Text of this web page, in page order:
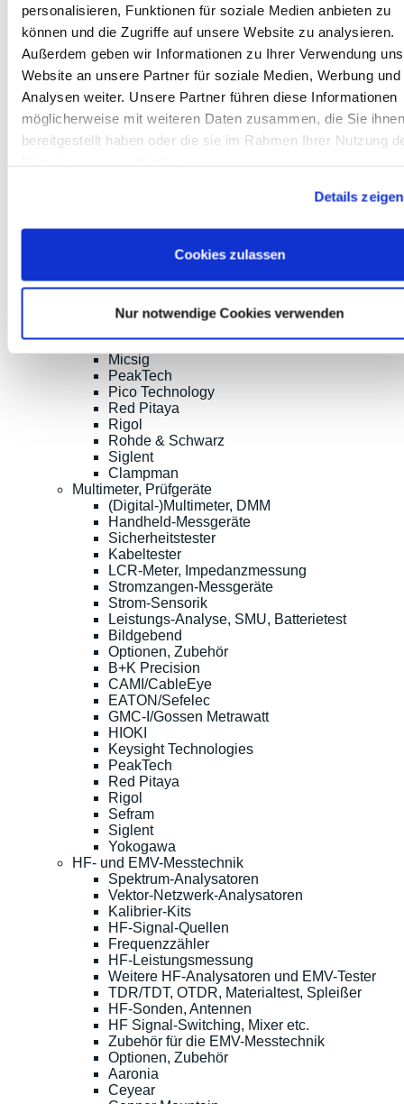
personalisieren, Funktionen für soziale Medien anbieten zu
können und die Zugriffe auf unsere Website zu analysieren.
Außerdem geben wir Informationen zu Ihrer Verwendung
Website an unsere Partner für soziale Medien, Werbung und
Analysen weiter. Unsere Partner führen diese Informationen
möglicherweise mit weiteren Daten zusammen, die Sie ihnen
bereitgestellt haben oder die sie im Rahmen Ihrer Nutzung
Details zeigen
Cookies zulassen
Nur notwendige Cookies verwenden
Email:
sales@meilhaus.de
* Alle Preise inkl. MwSt. |
Shopsoftware CosmoShop
Produkte
Oszilloskope, Logik-Analyse
Tisch-Oszilloskope mit Display
Oszilloskope bis 1GHz und mehr
Logik-Analyse, Mixed-Signal
Sampling-Oszilloskope
Oszilloskop-Tastköpfe
Cleverscope
Keysight Technologies
Micsig
PeakTech
Pico Technology
Red Pitaya
Rigol
Rohde & Schwarz
Siglent
Clampman
Multimeter, Prüfgeräte
(Digital-)Multimeter, DMM
Handheld-Messgeräte
Sicherheitstester
Kabeltester
LCR-Meter, Impedanzmessung
Stromzangen-Messgeräte
Strom-Sensorik
Leistungs-Analyse, SMU, Batterietest
Bildgebend
Optionen, Zubehör
B+K Precision
CAMI/CableEye
EATON/Sefelec
GMC-I/Gossen Metrawatt
HIOKI
Keysight Technologies
PeakTech
Red Pitaya
Rigol
Sefram
Siglent
Yokogawa
HF- und EMV-Messtechnik
Spektrum-Analysatoren
Vektor-Netzwerk-Analysatoren
Kalibrier-Kits
HF-Signal-Quellen
Frequenzzähler
HF-Leistungsmessung
Weitere HF-Analysatoren und EMV-Tester
TDR/TDT, OTDR, Materialtest, Spleißer
HF-Sonden, Antennen
HF Signal-Switching, Mixer etc.
Zubehör für die EMV-Messtechnik
Optionen, Zubehör
Aaronia
Ceyear